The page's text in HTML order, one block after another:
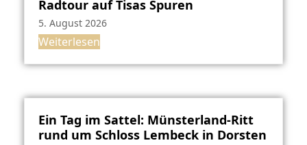
Radtour auf Tisas Spuren
5. August 2026
Weiterlesen
Ein Tag im Sattel: Münsterland-Ritt
rund um Schloss Lembeck in Dorsten